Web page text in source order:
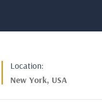
Location:
New York, USA